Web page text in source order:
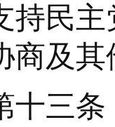
主党
商及
条